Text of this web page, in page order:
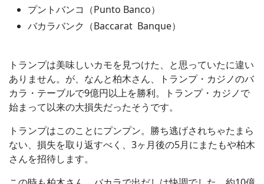
プントバンコ（Punto Banco）
バカラバンク（Baccarat Banque）
トランプは美味しいカモを見つけた、と思っていたに違い
ありません。が、なんと柏木さん、トランプ・カジノのバ
カラ・テーブルで9億円以上を勝利。トランプ・カジノで
始まって以来の大損失だったそうです。
トランプはこのことにプンプン。勝ち逃げされちゃたまら
ない、損失を取り返すべく、3ヶ月後の5月にまたもや柏木
さんを招待します。